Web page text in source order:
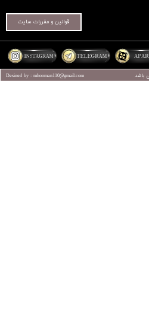
قوانین و مقررات سایت
باشد Desined by : mhooman110@gmail.com